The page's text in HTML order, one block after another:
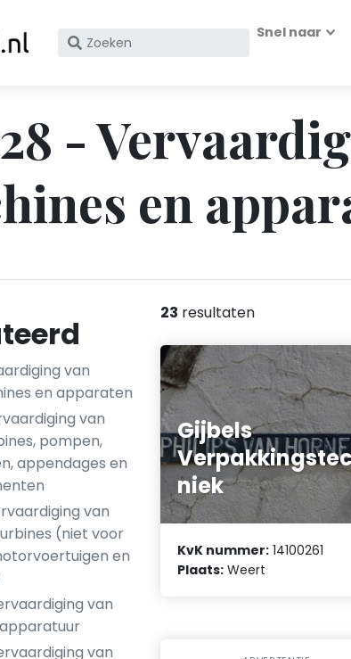
Zoek
KvK
nummer
Snel naar
-
en
van
en apparaten
van
pompen,
appendages en
van
(niet voor
en
van
van
23 resultaten
Gijbels
niek
KvK nummer: 14100261
Plaats: Weert